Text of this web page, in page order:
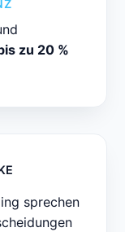
zu 20 %
sprechen